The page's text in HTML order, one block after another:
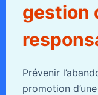
gestion
Prévenir
promotion